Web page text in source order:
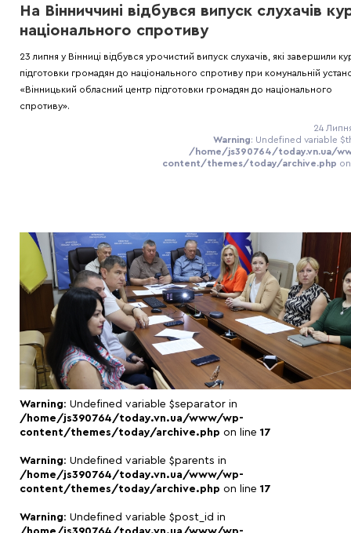
На Вінниччині відбувся випуск слухачів
національного спротиву
23 липня у Вінниці відбувся урочистий випуск слухачів, які завершили
підготовки громадян до національного спротиву при комунальній
«Вінницький обласний центр підготовки громадян до національного
спротиву».
24
Warning: Undefined variable
/home/js390764/today.vn.ua/
content/themes/today/archive.php
Warning: Undefined variable $separator in
/home/js390764/today.vn.ua/www/wp-
content/themes/today/archive.php on line 17
Warning: Undefined variable $parents in
/home/js390764/today.vn.ua/www/wp-
content/themes/today/archive.php on line 17
Warning: Undefined variable $post_id in